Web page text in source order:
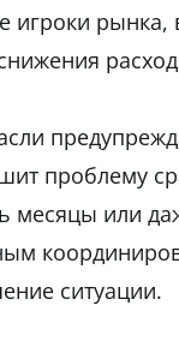
игроки рынка,
проблему
месяцы или
ситуации.